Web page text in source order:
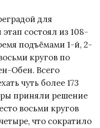
для
состоял из 108-
подъёмами 1-й, 2-
кругов по
Обен. Всего
чуть более 173
приняли решение
восьми кругов
что сократило